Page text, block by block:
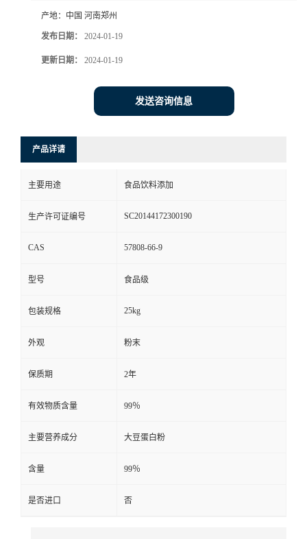
产地： 中国 河南郑州
发布日期： 2024-01-19
更新日期： 2024-01-19
发送咨询信息
产品详请
主要用途 食品饮料添加
生产许可证编号 SC20144172300190
CAS 57808-66-9
型号 食品级
包装规格 25kg
外观 粉末
保质期 2年
有效物质含量 99％
主要营养成分 大豆蛋白粉
含量 99％
是否进口 否